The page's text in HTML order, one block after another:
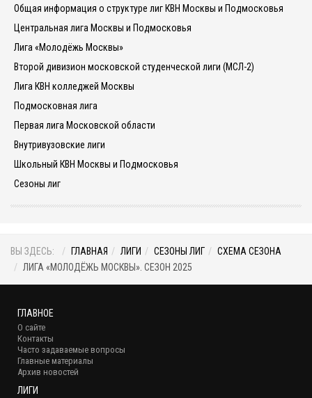
Общая информация о структуре лиг КВН Москвы и Подмосковья
Центральная лига Москвы и Подмосковья
Лига «Молодёжь Москвы»
Второй дивизион московской студенческой лиги (МСЛ-2)
Лига КВН колледжей Москвы
Подмосковная лига
Первая лига Московской области
Внутривузовские лиги
Школьный КВН Москвы и Подмосковья
Сезоны лиг
ВЫ ЗДЕСЬ: ГЛАВНАЯ ЛИГИ СЕЗОНЫ ЛИГ
СХЕМА СЕЗОНА
ЛИГА «МОЛОДЁЖЬ МОСКВЫ». СЕЗОН 2025
ГЛАВНОЕ
О сайте
Контакты
Часто задаваемые вопросы
Главные материалы
Архив новостей
ЛИГИ